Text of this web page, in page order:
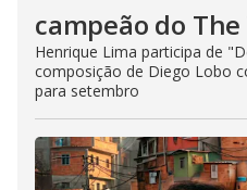
campeão do The
Henrique Lima participa de
composição de Diego Lobo
para setembro